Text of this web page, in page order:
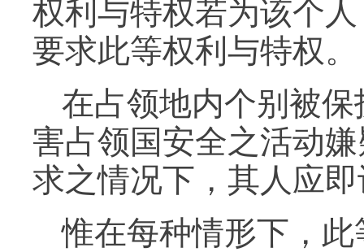
权利与特权若为该个
要求此等权利与特权。
在占领地内个别被
害占领国安全之活动
求之情况下，其人应
惟在每种情形下，